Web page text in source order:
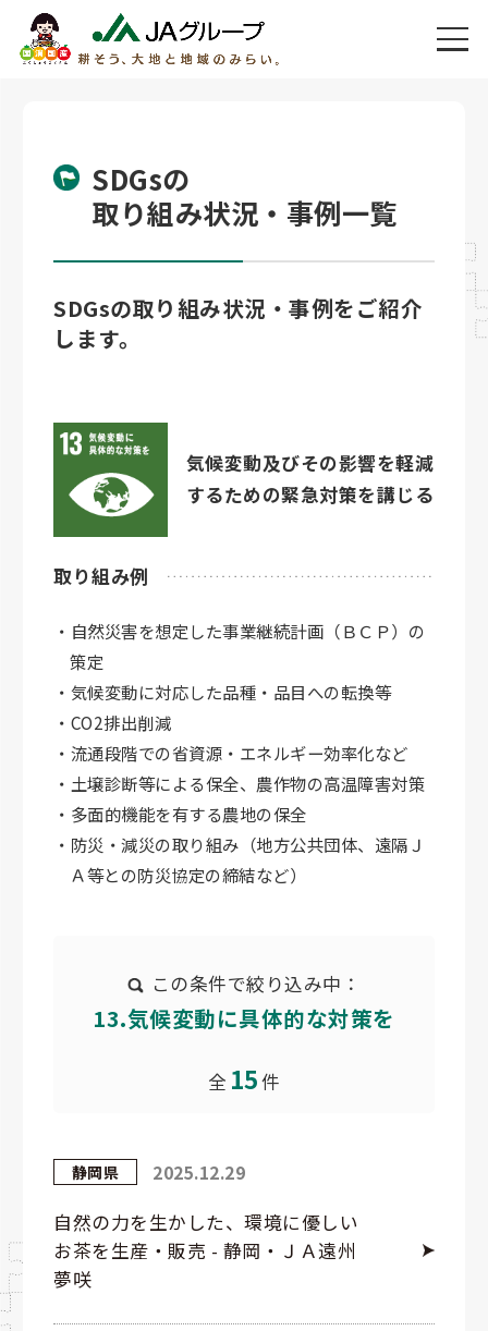
SDGsの
取り組み状況・事例一覧
SDGsの取り組み状況・事例をご紹介
します。
気候変動及びその影響を軽減
するための緊急対策を講じる
取り組み例
・自然災害を想定した事業継続計画（ＢＣＰ）の
策定
・気候変動に対応した品種・品目への転換等
・CO2排出削減
・流通段階での省資源・エネルギー効率化など
・土壌診断等による保全、農作物の高温障害対策
・多面的機能を有する農地の保全
・防災・減災の取り組み（地方公共団体、遠隔Ｊ
Ａ等との防災協定の締結など）
この条件で絞り込み中：
13.気候変動に具体的な対策を
全 15件
静岡県 2025.12.29
自然の力を生かした、環境に優しい
お茶を生産・販売 - 静岡・ＪＡ遠州
夢咲